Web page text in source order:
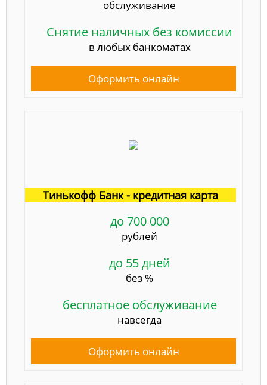
обслуживание
Снятие наличных без комиссии
в любых банкоматах
Оформить онлайн
Тинькофф Банк - кредитная карта
до 700 000
рублей
до 55 дней
без %
бесплатное обслуживание
навсегда
Оформить онлайн